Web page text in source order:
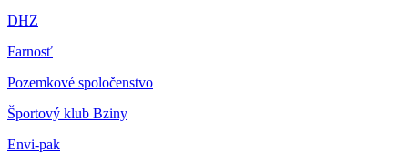
DHZ
Farnosť
Pozemkové spoločenstvo
Športový klub Bziny
Envi-pak